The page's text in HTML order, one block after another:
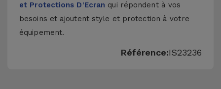
et Protections D'Ecran qui répondent à vos
besoins et ajoutent style et protection à votre
équipement.
Référence:IS23236